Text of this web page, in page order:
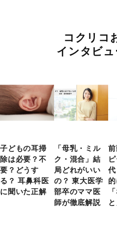
コクリコ
インタビ
子どもの耳掃
除は必要？不
要？どうす
る？ 耳鼻科医
に聞いた正解
「母乳・ミル
ク・混合」結
局どれがいい
の？ 東大医学
部卒のママ医
師が徹底解説